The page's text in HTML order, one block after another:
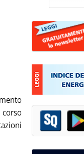
di Maurizio Moscatelli e
venerdì 30 settembre 2005
GREGGI'